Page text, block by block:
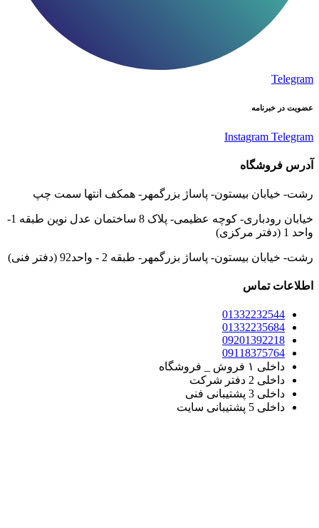
Telegram
عضویت در خبرنامه
Instagram Telegram
آدرس فروشگاه
رشت- خیابان بیستون- پاساژ بزرگمهر- همکف انتها سمت چپ
خیابان رودباری- کوچه عظیمی- پلاک 8 ساختمان عدل نوین طبقه 1-
واحد 1 (دفتر مرکزی)
رشت- خیابان بیستون- پاساژ بزرگمهر- طبقه 2 - واحد92 (دفتر فنی)
اطلاعات تماس
01332232544
01332235684
09201392218
09118375764
داخلی ۱ فروش _ فروشگاه
داخلی 2 دفتر شرکت
داخلی 3 پشتیبانی فنی
داخلی 5 پشتیبانی سایت